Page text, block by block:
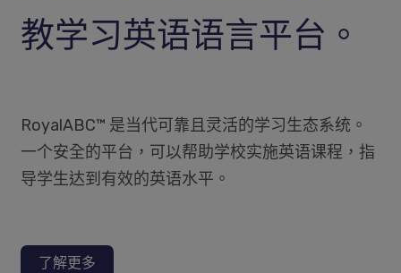
教学习英语语言平台。
RoyalABC™ 是当代可靠且灵活的学习生态系统。
一个安全的平台，可以帮助学校实施英语课程，指
导学生达到有效的英语水平。
了解更多